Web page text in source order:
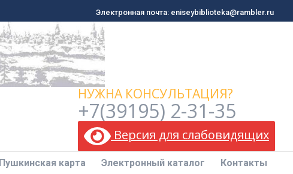
Электронная почта: eniseybiblioteka@rambler.ru
НУЖНА КОНСУЛЬТАЦИЯ?
+7(39195) 2-31-35
Версия для слабовидящих
Пушкинская карта Электронный каталог Контакты
Электронная почта: eniseybiblioteka@rambler.ru
карта Электронный каталог